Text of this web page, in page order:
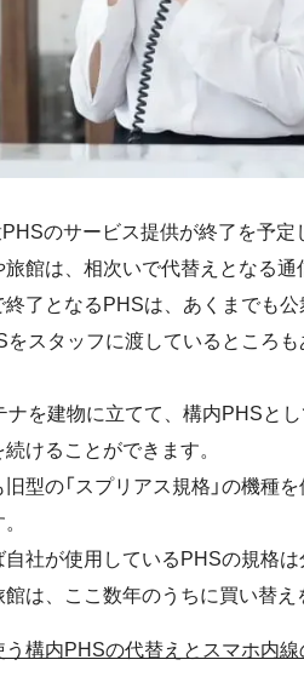
のサービス提供が終了を予
館は、相次いで代替えとなる通
了となるPHSは、あくまでも
をスタッフに渡しているところ
ナを建物に立てて、構内PHSと
けることができます。
型の「スプリアス規格」の機種
社が使用しているPHSの規格
は、ここ数年のうちに買い替え
構内PHSの代替えとスマホ内線